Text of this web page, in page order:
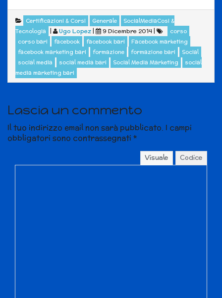
Certificazioni & Corsi Generale
SocialMediaCosi &
Tecnologia
| Ugo Lopez | 9 Dicembre 2014 |
corso
corso bari
facebook facebook bari
Facebook marketing
facebook marketing bari
formazione formazione bari
Social
social media
social media bari Social Media Marketing
social
media marketing bari
Lascia un commento
Il tuo indirizzo email non sarà pubblicato. I campi
obbligatori sono contrassegnati *
Visuale Codice